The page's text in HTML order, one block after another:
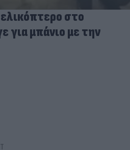
στο
για μπάνιο με την